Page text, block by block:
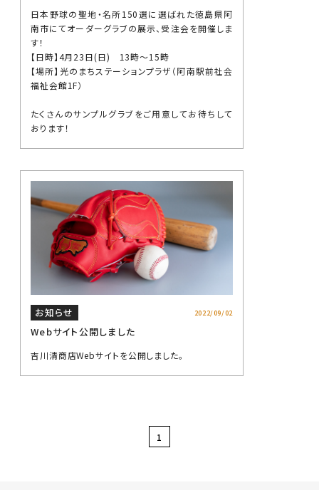
日本野球の聖地・名所150選に選ばれた徳島県阿
南市にてオーダーグラブの展示、受注会を開催しま
す！
【日時】4月23日(日) 13時～15時
【場所】光のまちステーションプラザ（阿南駅前社会
福祉会館1F）
たくさんのサンプルグラブをご用意してお待ちして
おります！
お知らせ 2022/09/02
Webサイト公開しました
吉川清商店Webサイトを公開しました。
1